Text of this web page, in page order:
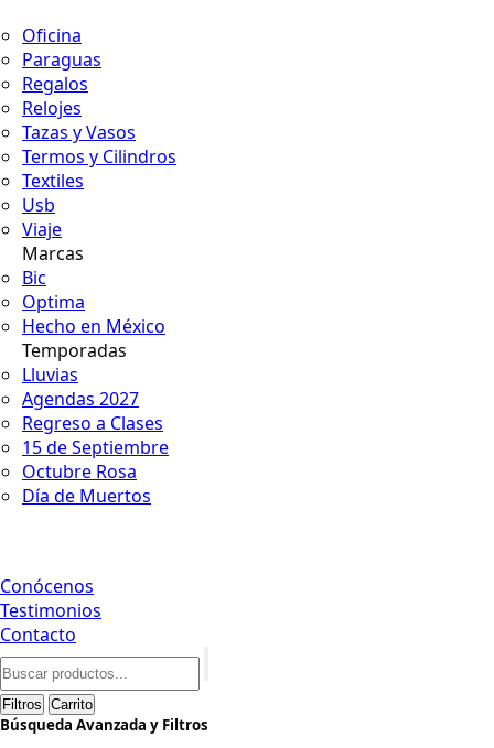
Oficina
Paraguas
Regalos
Relojes
Tazas y Vasos
Termos y Cilindros
Textiles
Usb
Viaje
Marcas
Bic
Optima
Hecho en México
Temporadas
Lluvias
Agendas 2027
Regreso a Clases
15 de Septiembre
Octubre Rosa
Día de Muertos
Conócenos
Testimonios
Contacto
Filtros Carrito
Búsqueda Avanzada y Filtros